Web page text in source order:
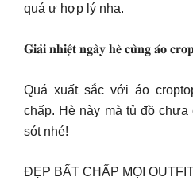
quá ư hợp lý nha.
𝐆𝐢𝐚̉𝐢 𝐧𝐡𝐢𝐞̣̂𝐭 𝐧𝐠𝐚̀𝐲 𝐡𝐞̀ 𝐜𝐮̀𝐧𝐠 𝐚́𝐨
Quá xuất sắc với áo
chấp. Hè này mà tủ đồ
sót nhé!
ĐẸP BẤT CHẤP MỌI